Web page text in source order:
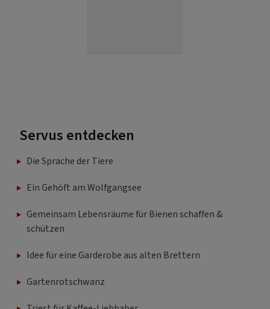
Servus entdecken
Die Sprache der Tiere
Ein Gehöft am Wolfgangsee
Gemeinsam Lebensräume für Bienen schaffen &
schützen
Idee für eine Garderobe aus alten Brettern
Gartenrotschwanz